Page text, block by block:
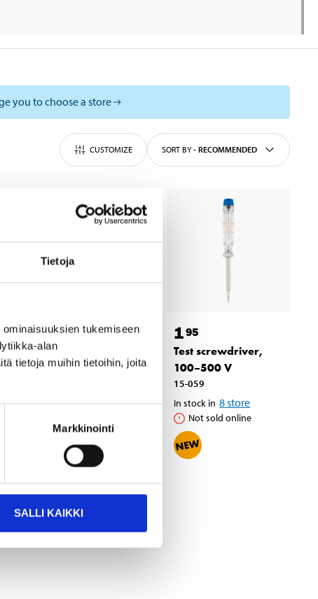
Tietoja
tukemiseen
alan
tietoja muihin tietoihin, joita
Markkinointi
SALLI KAIKKI
you to choose a store
CUSTOMIZE SORT BY- RECOMMENDED
195
Previous price
Test screwdriver
In stock in24store
195
Test screwdriver,
100–500 V
15-059
In stock in 8store
Not sold online